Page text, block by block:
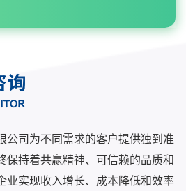
公司为不同需求的客户提供独到准
保持着共赢精神、可信赖的品质和
业实现收入增长、成本降低和效率